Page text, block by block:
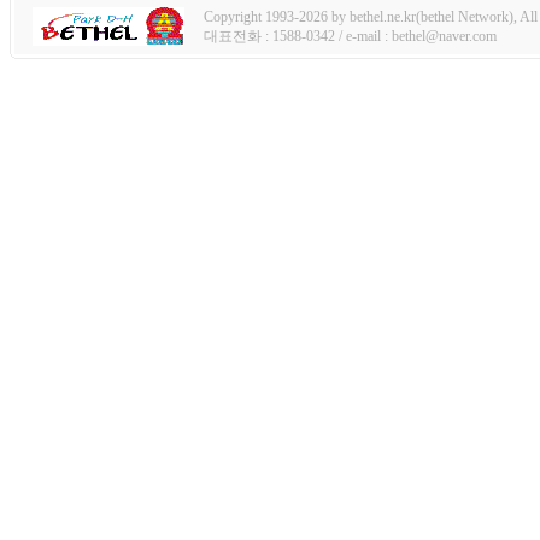
Copyright 1993-2026 by bethel.ne.kr(bethel Network), All
대표전화 : 1588-0342 / e-mail : bethel@naver.com